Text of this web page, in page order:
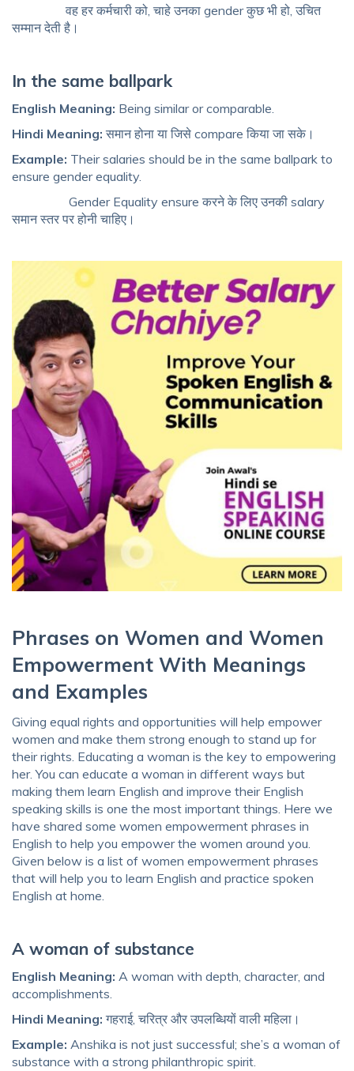
वह हर कर्मचारी को, चाहे उनका gender कुछ भी हो, उचित
सम्मान देती है।
In the same ballpark
English Meaning: Being similar or comparable.
Hindi Meaning: समान होना या जिसे compare किया जा सके।
Example: Their salaries should be in the same ballpark to
ensure gender equality.
Gender Equality ensure करने के लिए उनकी salary
समान स्तर पर होनी चाहिए।
Phrases on Women and Women
Empowerment With Meanings
and Examples
Giving equal rights and opportunities will help empower
women and make them strong enough to stand up for
their rights. Educating a woman is the key to empowering
her. You can educate a woman in different ways but
making them learn English and improve their English
speaking skills is one the most important things. Here we
have shared some women empowerment phrases in
English to help you empower the women around you.
Given below is a list of women empowerment phrases
that will help you to learn English and practice spoken
English at home.
A woman of substance
English Meaning: A woman with depth, character, and
accomplishments.
Hindi Meaning: गहराई, चरित्र और उपलब्धियों वाली महिला।
Example: Anshika is not just successful; she’s a woman of
substance with a strong philanthropic spirit.